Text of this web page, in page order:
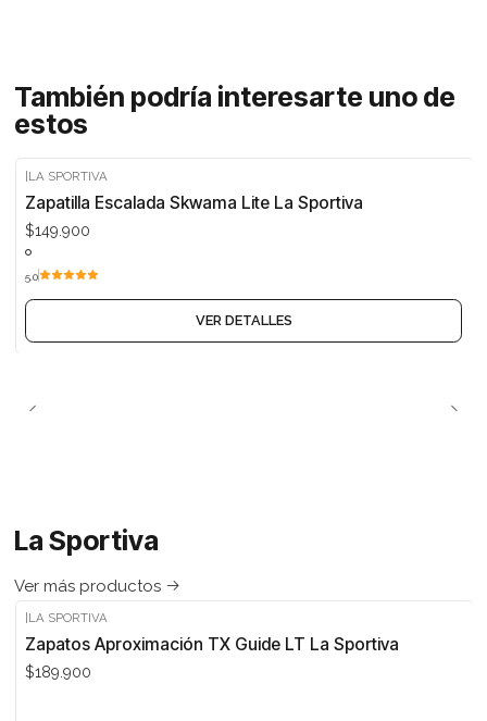
También podría interesarte uno de
estos
Agotado
|LA SPORTIVA
Zapatilla Escalada Skwama Lite La Sportiva
$149.900
5.0
VER DETALLES
La Sportiva
Ver más productos
LA SPORTIVA
Zapatos Aproximación TX Guide LT La Sportiva
$189.900